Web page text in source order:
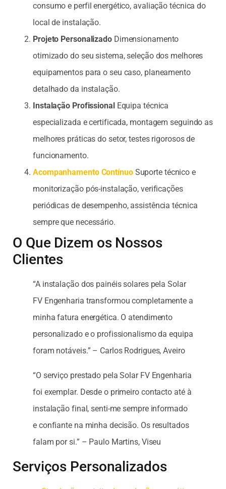
consumo e perfil energético, avaliação técnica do
local de instalação.
Projeto PersonalizadoDimensionamento
otimizado do seu sistema, seleção dos melhores
equipamentos para o seu caso, planeamento
detalhado da instalação.
Instalação ProfissionalEquipa técnica
especializada e certificada, montagem seguindo as
melhores práticas do setor, testes rigorosos de
funcionamento.
Acompanhamento ContínuoSuporte técnico e
monitorização pós-instalação, verificações
periódicas de desempenho, assistência técnica
sempre que necessário.
O Que Dizem os Nossos
Clientes
“A instalação dos painéis solares pela Solar
FV Engenharia transformou completamente a
minha fatura energética. O atendimento
personalizado e o profissionalismo da equipa
foram notáveis.” – Carlos Rodrigues, Aveiro
“O serviço prestado pela Solar FV Engenharia
foi exemplar. Desde o primeiro contacto até à
instalação final, senti-me sempre informado
e confiante na minha decisão. Os resultados
falam por si.” – Paulo Martins, Viseu
Serviços Personalizados